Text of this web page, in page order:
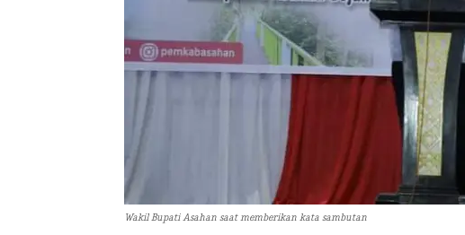
Wakil Bupati Asahan saat memberikan kata sambutan